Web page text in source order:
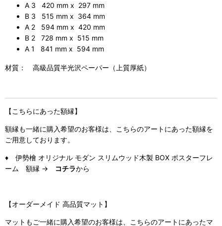
A 3 420 mm x 297 mm
B 3 515 mm x 364 mm
A 2 594 mm x 420 mm
B 2 728 mm x 515 mm
A 1 841 mm x 594 mm
材質： 高級品質半光沢ペーパー（上質厚紙）
【こちらにあった額縁】
額縁も一緒に購入希望のお客様は、こちらのアートにあった額縁を
ご用意しております。
♦ 伊勢檜 オリジナル モダン スリムウッド木製 BOX ポスターフレ
ーム 額縁 →
コチラから
【オーダーメイド 高品質マット】
マットもご一緒に購入希望のお客様は、こちらのアートにあったマ